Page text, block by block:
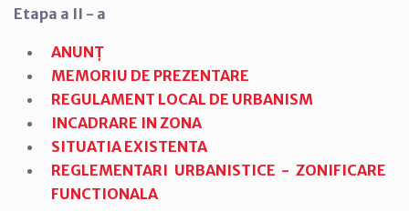
Etapa a II - a
ANUNȚ
MEMORIU DE PREZENTARE
REGULAMENT LOCAL DE URBANISM
INCADRARE IN ZONA
SITUATIA EXISTENTA
REGLEMENTARI URBANISTICE - ZONIFICARE
FUNCTIONALA